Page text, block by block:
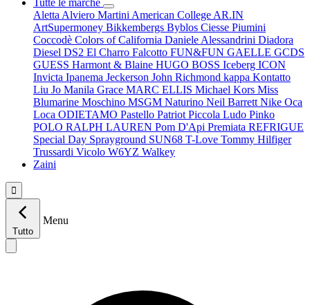
Tutte le marche
Aletta Alviero Martini American College AR.IN
ArtSupermoney Bikkembergs Byblos Ciesse Piumini
Coccodè Colors of California Daniele Alessandrini Diadora
Diesel DS2 El Charro Falcotto FUN&FUN GAELLE GCDS
GUESS Harmont & Blaine HUGO BOSS Iceberg ICON
Invicta Ipanema Jeckerson John Richmond kappa Kontatto
Liu Jo Manila Grace MARC ELLIS Michael Kors Miss
Blumarine Moschino MSGM Naturino Neil Barrett Nike Oca
Loca ODIETAMO Pastello Patriot Piccola Ludo Pinko
POLO RALPH LAUREN Pom D'Api Premiata REFRIGUE
Special Day Sprayground SUN68 T-Love Tommy Hilfiger
Trussardi Vicolo W6YZ Walkey
Zaini

Tutto
Menu